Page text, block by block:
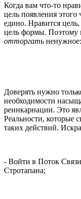
Когда вам что-то
цель появления
едино. Нравится
цель формы. Поэтому
отторгать
Доверять нужно
необходимости
реинкарнации. Это
Реальности, которые
таких действий.
- Войти в Поток
Стротапана;